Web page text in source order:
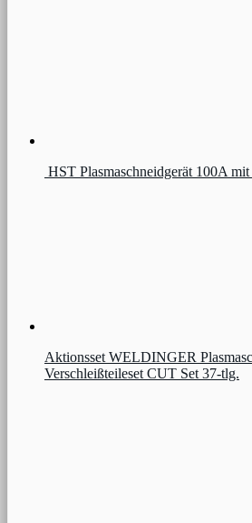
HST Plasmaschneidgerät 100A
Aktionsset WELDINGER
Verschleißteileset CUT Set 37-tlg.